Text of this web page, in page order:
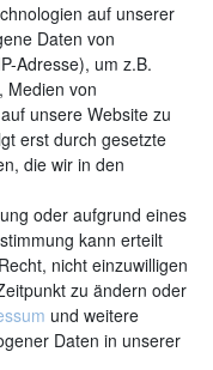
auf unserer
Daten von
Adresse), um z.B.
Medien von
unsere Website zu
erst durch gesetzte
die wir in den
oder aufgrund eines
kann erteilt
nicht einzuwilligen
zu ändern oder
und weitere
Daten in unserer